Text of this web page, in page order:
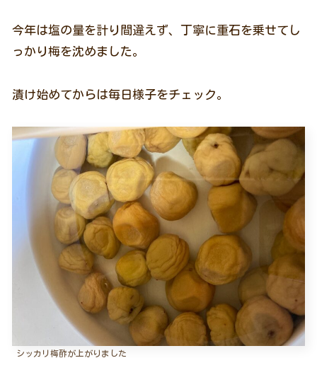
今年は塩の量を計り間違えず、丁寧に重石を乗せてし
っかり梅を沈めました。
漬け始めてからは毎日様子をチェック。
シッカリ梅酢が上がりました